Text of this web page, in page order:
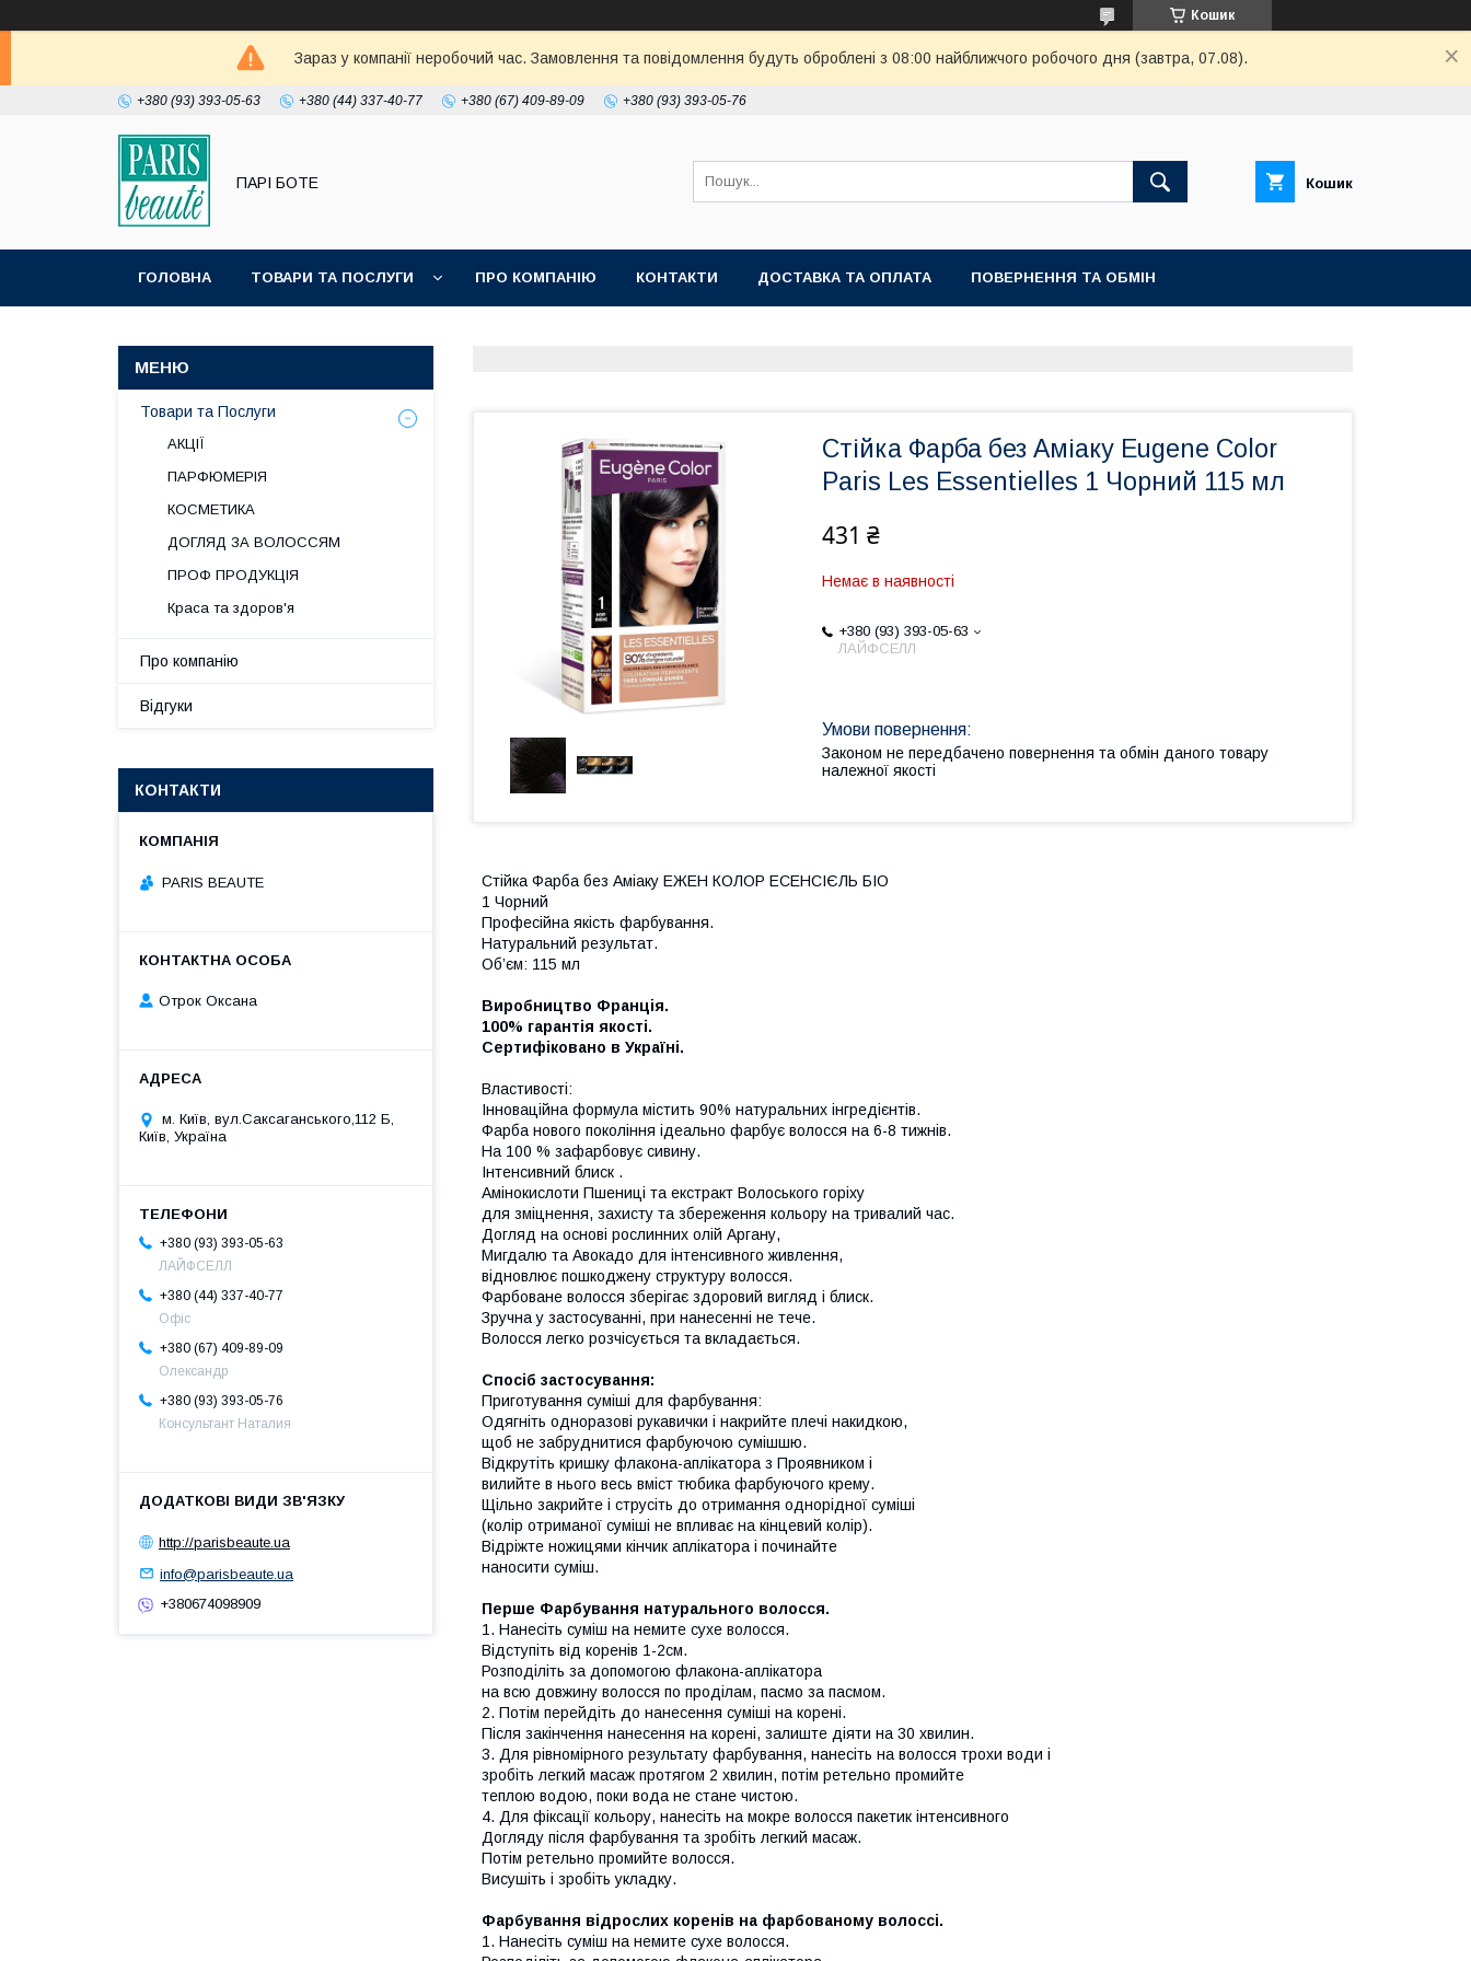
Кошик
Зараз у компанії неробочий час. Замовлення та повідомлення будуть оброблені з 08:00 найближчого робочого дня (завтра, 07.08).
+380 (93) 393-05-63 +380 (44) 337-40-77 +380 (67) 409-89-09 +380 (93) 393-05-76
ПАРІ БОТЕ Кошик
ГОЛОВНА ТОВАРИ ТА ПОСЛУГИ ПРО КОМПАНІЮ КОНТАКТИ ДОСТАВКА ТА ОПЛАТА ПОВЕРНЕННЯ ТА ОБМІН
Стійка Фарба без Аміаку Eugene Color
Paris Les Essentielles 1 Чорний 115 мл
431 ₴
Немає в наявності
+380 (93) 393-05-63
ЛАЙФСЕЛЛ
Законом не передбачено повернення та обмін даного товару
належної якості
Стійка Фарба без Аміаку ЕЖЕН КОЛОР ЕСЕНСІЄЛЬ БІО
1 Чорний
Професійна якість фарбування.
Натуральний результат.
Об’єм: 115 мл
Виробництво Франція.
100% гарантія якості.
Сертифіковано в Україні.
Властивості:
Інноваційна формула містить 90% натуральних інгредієнтів.
Фарба нового покоління ідеально фарбує волосся на 6-8 тижнів.
На 100 % зафарбовує сивину.
Інтенсивний блиск .
Амінокислоти Пшениці та екстракт Волоського горіху
для зміцнення, захисту та збереження кольору на тривалий час.
Догляд на основі рослинних олій Аргану,
Мигдалю та Авокадо для інтенсивного живлення,
відновлює пошкоджену структуру волосся.
Фарбоване волосся зберігає здоровий вигляд і блиск.
Зручна у застосуванні, при нанесенні не тече.
Волосся легко розчісується та вкладається.
Спосіб застосування:
Приготування суміші для фарбування:
Одягніть одноразові рукавички і накрийте плечі накидкою,
щоб не забруднитися фарбуючою сумішшю.
Відкрутіть кришку флакона-аплікатора з Проявником і
вилийте в нього весь вміст тюбика фарбуючого крему.
Щільно закрийте і струсіть до отримання однорідної суміші
(колір отриманої суміші не впливає на кінцевий колір).
Відріжте ножицями кінчик аплікатора і починайте
наносити суміш.
Перше Фарбування натурального волосся.
1. Нанесіть суміш на немите сухе волосся.
Відступіть від коренів 1-2см.
Розподіліть за допомогою флакона-аплікатора
на всю довжину волосся по проділам, пасмо за пасмом.
2. Потім перейдіть до нанесення суміші на корені.
Після закінчення нанесення на корені, залиште діяти на 30 хвилин.
3. Для рівномірного результату фарбування, нанесіть на волосся трохи води і
зробіть легкий масаж протягом 2 хвилин, потім ретельно промийте
теплою водою, поки вода не стане чистою.
4. Для фіксації кольору, нанесіть на мокре волосся пакетик інтенсивного
Догляду після фарбування та зробіть легкий масаж.
Потім ретельно промийте волосся.
Висушіть і зробіть укладку.
Фарбування відрослих коренів на фарбованому волоссі.
1. Нанесіть суміш на немите сухе волосся.
Товари та Послуги
АКЦІЇ
ПАРФЮМЕРІЯ
КОСМЕТИКА
ДОГЛЯД ЗА ВОЛОССЯМ
ПРОФ ПРОДУКЦІЯ
Краса та здоров'я
Про компанію
Відгуки
КОНТАКТИ
PARIS BEAUTE
Отрок Оксана
м. Київ, вул.Саксаганського,112 Б,
Київ, Україна
+380 (93) 393-05-63
ЛАЙФСЕЛЛ
+380 (44) 337-40-77
Офіс
+380 (67) 409-89-09
Олександр
+380 (93) 393-05-76
Консультант Наталия
http://parisbeaute.ua
info@parisbeaute.ua
+380674098909